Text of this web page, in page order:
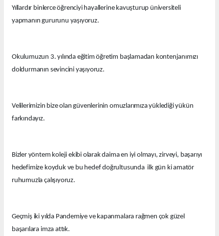
Yıllardır binlerce öğrenciyi hayallerine kavuşturup üniversiteli
yapmanın gururunu yaşıyoruz.
Okulumuzun 3. yılında eğitim öğretim başlamadan kontenjanımızı
doldurmanın sevincini yaşıyoruz.
Velilerimizin bize olan güvenlerinin omuzlarımıza yüklediği yükün
farkındayız.
Bizler yöntem koleji ekibi olarak daima en iyi olmayı, zirveyi, başarıyı
hedefimize koyduk ve bu hedef doğrultusunda ilk gün ki amatör
ruhumuzla çalışıyoruz.
Geçmiş iki yılda Pandemiye ve kapanmalara rağmen çok güzel
başarılara imza attık.